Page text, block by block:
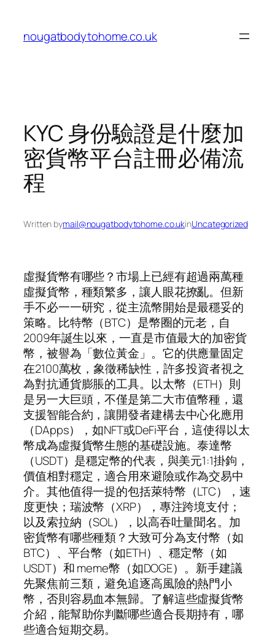
content
nougatbodytohome.co.uk
KYC 身份驗證是什麼加
密貨幣平台註冊必備流
程
Written bymail@nougatbodytohome.co.ukinUncategorized
虛擬貨幣有哪些？市場上已經有超過兩萬種
虛擬貨幣，種類繁多，讓人眼花撩亂。但新
手不必一一研究，從主流幣開始是最穩妥的
策略。比特幣（BTC）是幣圈的元老，自
2009年誕生以來，一直是市值最大的加密貨
幣，被譽為「數位黃金」。它的供應量固定
在2100萬枚，象徵稀缺性，許多投資者視之
為對抗通貨膨脹的工具。以太幣（ETH）則
是另一大巨頭，不僅是第二大市值幣種，還
支援智能合約，讓開發者建構去中心化應用
（DApps），如NFT或DeFi平台，這使得以太
幣成為虛擬貨幣生態的基礎設施。泰達幣
（USDT）是穩定幣的代表，與美元1:1掛鉤，
價值相對穩定，適合用來避險或作為交易中
介。其他值得一提的包括萊特幣（LTC），速
度更快；瑞波幣（XRP），專注跨境支付；
以及索拉納（SOL），以高吞吐量聞名。加
密貨幣有哪些種類？大致可分為支付幣（如
BTC）、平台幣（如ETH）、穩定幣（如
USDT）和 meme幣（如DOGE）。新手建議
先聚焦前三類，避免追逐高風險的熱門小
幣，否則容易血本無歸。了解這些虛擬貨幣
介紹，能幫助你判斷哪些適合長期持有，哪
些適合短期交易。